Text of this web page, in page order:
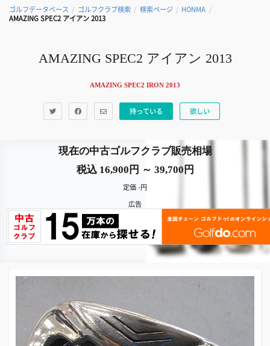
ゴルフデータベース / ゴルフクラブ検索 / 検索ページ / HONMA /
AMAZING SPEC2 アイアン 2013
AMAZING SPEC2 アイアン 2013
AMAZING SPEC2 IRON 2013
持っている 欲しい
現在の中古ゴルフクラブ販売相場
税込 16,900円 ～ 39,700円
定価 -円
広告